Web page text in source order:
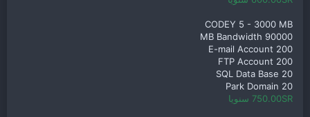
CODEY 5 - 3000 MB
90000 MB Bandwidth
200 E-mail Account
200 FTP Account
20 SQL Data Base
20 Park Domain
750.00SR سنويا